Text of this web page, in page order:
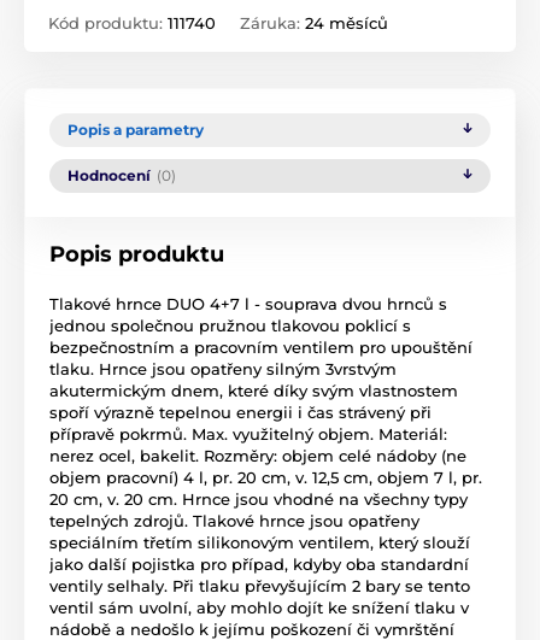
Kód produktu: 111740 Záruka: 24 měsíců
Popis a parametry
Hodnocení (0)
Popis produktu
Tlakové hrnce DUO 4+7 l - souprava dvou hrnců s
jednou společnou pružnou tlakovou poklicí s
bezpečnostním a pracovním ventilem pro upouštění
tlaku. Hrnce jsou opatřeny silným 3vrstvým
akutermickým dnem, které díky svým vlastnostem
spoří výrazně tepelnou energii i čas strávený při
přípravě pokrmů. Max. využitelný objem. Materiál:
nerez ocel, bakelit. Rozměry: objem celé nádoby (ne
objem pracovní) 4 l, pr. 20 cm, v. 12,5 cm, objem 7 l, pr.
20 cm, v. 20 cm. Hrnce jsou vhodné na všechny typy
tepelných zdrojů. Tlakové hrnce jsou opatřeny
speciálním třetím silikonovým ventilem, který slouží
jako další pojistka pro případ, kdyby oba standardní
ventily selhaly. Při tlaku převyšujícím 2 bary se tento
ventil sám uvolní, aby mohlo dojít ke snížení tlaku v
nádobě a nedošlo k jejímu poškození či vymrštění